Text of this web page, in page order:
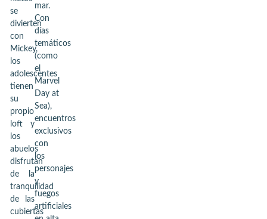
se
divierten
con
Mickey,
los
adolescentes
tienen
su
propio
loft y
los
abuelos
disfrutan
de la
tranquilidad
de las
cubiertas
mar.
Con
días
temáticos
(como
el
Marvel
Day at
Sea),
encuentros
exclusivos
con
los
personajes
y
fuegos
artificiales